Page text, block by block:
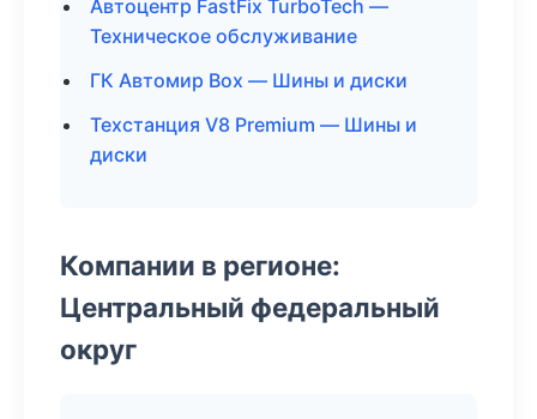
Автоцентр FastFix TurboTech —
Техническое обслуживание
ГК Автомир Box — Шины и диски
Техстанция V8 Premium — Шины и
диски
Компании в регионе:
Центральный федеральный
округ